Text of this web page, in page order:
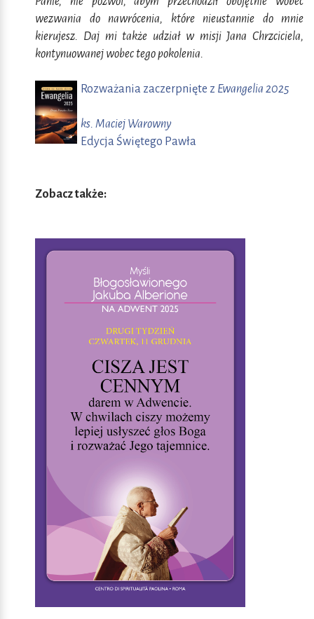
wezwania do nawrócenia, które nieustannie do mnie
kierujesz. Daj mi także udział w misji Jana Chrzciciela,
kontynuowanej wobec tego pokolenia.
Rozważania zaczerpnięte z Ewangelia 2025
ks. Maciej Warowny
Edycja Świętego Pawła
Zobacz także: